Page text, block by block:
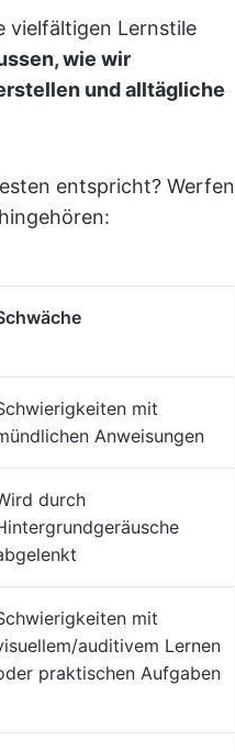
vielfältigen Lernstile
wie wir
und alltägliche
entspricht? Werfen
mit
Anweisungen
durch
mit
auditivem Lernen
praktischen Aufgaben